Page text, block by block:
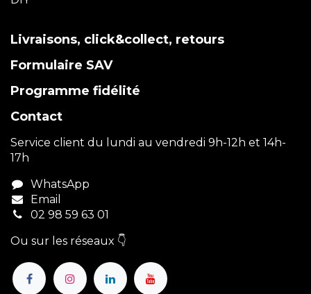
Livraisons, click&collect, retours
Formulaire SAV
Programme fidélité
Contact
Service client du lundi au vendredi 9h-12h et 14h-
17h
WhatsApp
Email
02 98 59 63 01
Ou sur les réseaux 👇